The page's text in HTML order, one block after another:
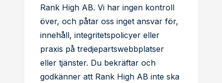
Rank High AB. Vi har ingen kontroll
över, och påtar oss inget ansvar för,
innehåll, integritetspolicyer eller
praxis på tredjepartswebbplatser
eller tjänster. Du bekräftar och
godkänner att Rank High AB inte ska